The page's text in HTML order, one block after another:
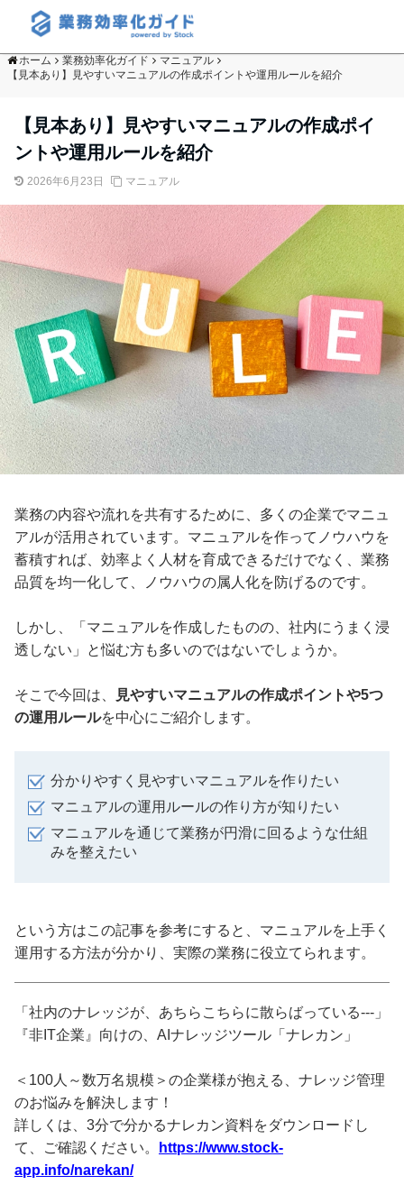
ホーム 業務効率化ガイド
マニュアル
【見本あり】見やすいマニュアルの作成ポイントや運用ルールを紹介
【見本あり】見やすいマニュアルの作成ポイ
ントや運用ルールを紹介
2026年6月23日 マニュアル
業務の内容や流れを共有するために、多くの企業でマニュ
アルが活用されています。マニュアルを作ってノウハウを
蓄積すれば、効率よく人材を育成できるだけでなく、業務
品質を均一化して、ノウハウの属人化を防げるのです。
しかし、「マニュアルを作成したものの、社内にうまく浸
透しない」と悩む方も多いのではないでしょうか。
そこで今回は、
見やすいマニュアルの作成ポイントや5つ
の運用ルールを中心にご紹介します。
分かりやすく見やすいマニュアルを作りたい
マニュアルの運用ルールの作り方が知りたい
マニュアルを通じて業務が円滑に回るような仕組
みを整えたい
という方はこの記事を参考にすると、マニュアルを上手く
運用する方法が分かり、実際の業務に役立てられます。
「社内のナレッジが、あちらこちらに散らばっている---」
『非IT企業』向けの、AIナレッジツール「ナレカン」
＜100人～数万名規模＞の企業様が抱える、ナレッジ管理
のお悩みを解決します！
詳しくは、3分で分かるナレカン資料をダウンロードし
て、ご確認ください。
https://www.stock-
app.info/narekan/